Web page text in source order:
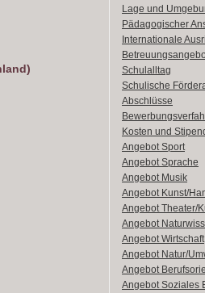
Lage und
Pädagogischer
Internationale
Schulalltag
Schulische
Abschlüsse
Kosten und
Angebot Sport
Angebot Sprache
Angebot Musik
Angebot Kunst/
Angebot Theater/
Angebot
Angebot Wirtschaft
Angebot Natur/
Angebot
Angebot Soziales